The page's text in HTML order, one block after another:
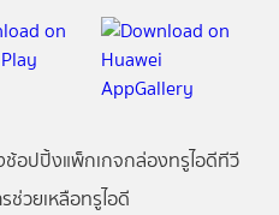
ช้อปปิ้งแพ็กเกจกล่องทรูไอดีทีวี
ช่วยเหลือทรูไอดี